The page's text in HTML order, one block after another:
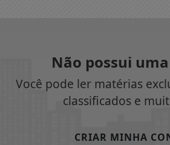
Não possui
Você pode ler matérias
classificados e
CRIAR MINHA